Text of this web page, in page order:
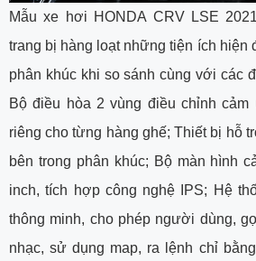
Mẫu xe hơi HONDA CRV LSE
trang bị hàng loạt những tiện ích hiện
phân khúc khi so sánh cùng với các
Bộ điều hòa 2 vùng điều chỉnh
riêng cho từng hàng ghế; Thiết bị hỗ
bên trong phân khúc; Bộ màn hình
inch, tích hợp công nghệ IPS; Hệ
thông minh, cho phép người dùng,
nhạc, sử dụng map, ra lệnh chỉ